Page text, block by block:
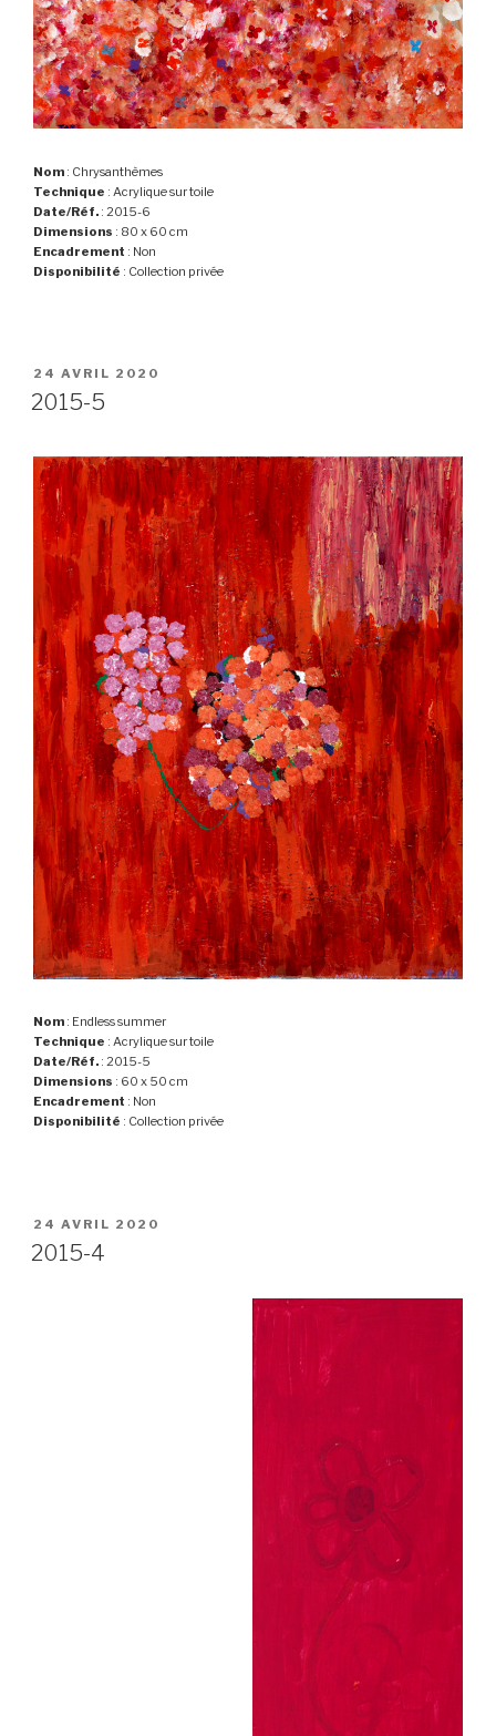
Nom : Chrysanthèmes
Technique : Acrylique sur toile
Date/Réf. : 2015-6
Dimensions : 80 x 60 cm
Encadrement : Non
Disponibilité : Collection privée
PUBLIÉ
LE
24 AVRIL 2020
2015-5
Nom : Endless summer
Technique : Acrylique sur toile
Date/Réf. : 2015-5
Dimensions : 60 x 50 cm
Encadrement : Non
Disponibilité : Collection privée
PUBLIÉ
LE
24 AVRIL 2020
2015-4